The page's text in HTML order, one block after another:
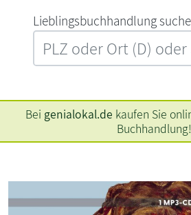
L‍i‍e‍b‍l‍i‍n‍g‍s‍b‍u‍c‍h‍h‍a‍n‍d‍l‍u‍n‍g‍
Bei genialokal.de kaufen Sie
Buchhandlung!